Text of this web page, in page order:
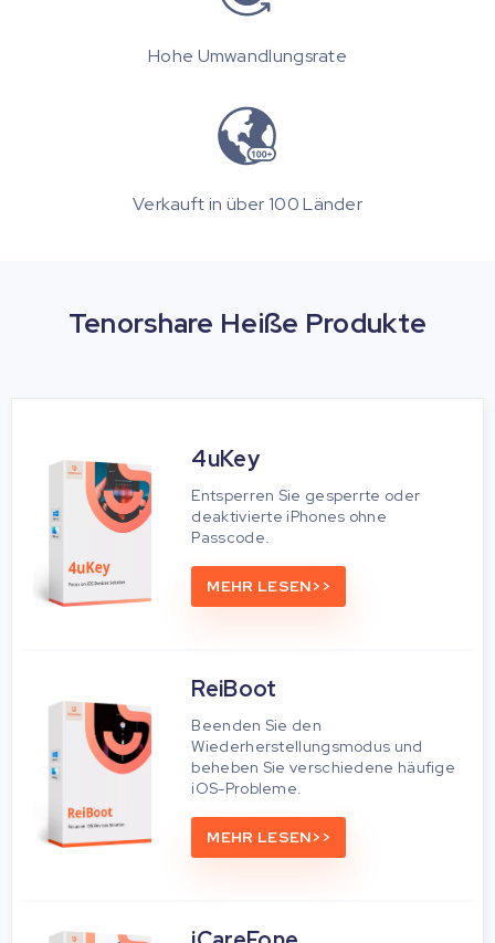
Hohe Umwandlungsrate
Verkauft in über 100 Länder
Tenorshare Heiße Produkte
4uKey
Entsperren Sie gesperrte oder
deaktivierte iPhones ohne
Passcode.
MEHR LESEN>>
ReiBoot
Beenden Sie den
Wiederherstellungsmodus und
beheben Sie verschiedene häufige
iOS-Probleme.
MEHR LESEN>>